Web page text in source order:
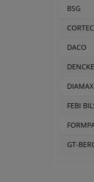
BSG
DACO
DIAMAX
FEBI
GT-